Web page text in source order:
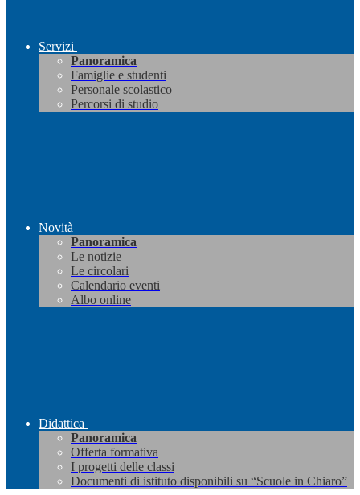
Servizi
Panoramica
Famiglie e studenti
Personale scolastico
Percorsi di studio
Novità
Panoramica
Le notizie
Le circolari
Calendario eventi
Albo online
Didattica
Panoramica
Offerta formativa
I progetti delle classi
Documenti di istituto disponibili su “Scuole in Chiaro”